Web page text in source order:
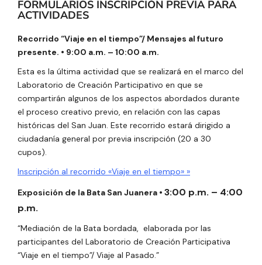
FORMULARIOS INSCRIPCIÓN PREVIA PARA
ACTIVIDADES
Recorrido “Viaje en el tiempo”/ Mensajes al futuro
presente. • 9:00 a.m. – 10:00 a.m.
Esta es la última actividad que se realizará en el marco del
Laboratorio de Creación Participativo en que se
compartirán algunos de los aspectos abordados durante
el proceso creativo previo, en relación con las capas
históricas del San Juan. Este recorrido estará dirigido a
ciudadanía general por previa inscripción (20 a 30
cupos).
Inscripción al recorrido «Viaje en el tiempo» »
Exposición de la Bata San Juanera • 3:00 p.m. – 4:00
p.m.
“Mediación de la Bata bordada, elaborada por las
participantes del Laboratorio de Creación Participativa
“Viaje en el tiempo”/ Viaje al Pasado.”